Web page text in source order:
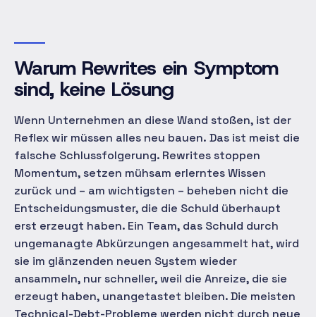
Warum Rewrites ein Symptom
sind, keine Lösung
Wenn Unternehmen an diese Wand stoßen, ist der
Reflexwir müssen alles neu bauen. Das ist meist die
falsche Schlussfolgerung. Rewrites stoppen
Momentum, setzen mühsam erlerntes Wissen
zurück und – am wichtigsten – beheben nicht die
Entscheidungsmuster, die die Schuld überhaupt
erst erzeugt haben. Ein Team, das Schuld durch
ungemanagte Abkürzungen angesammelt hat, wird
sie im glänzenden neuen System wieder
ansammeln, nur schneller, weil die Anreize, die sie
erzeugt haben, unangetastet bleiben. Die meisten
Technical-Debt-Probleme werden nicht durch neue